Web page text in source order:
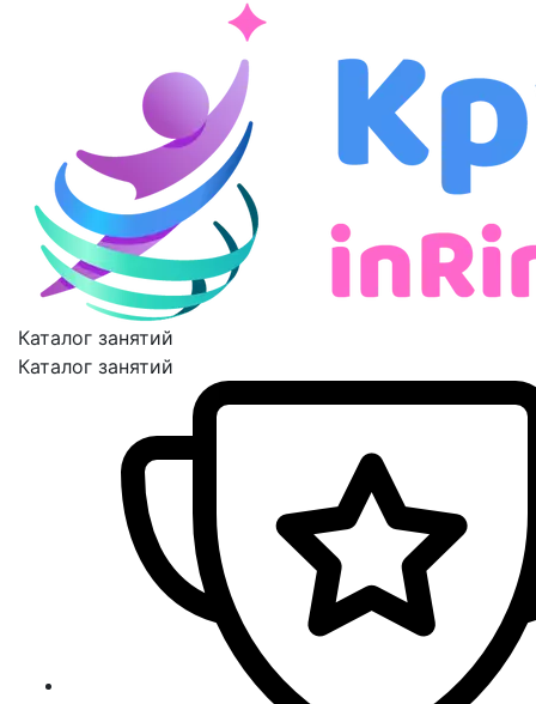
Каталог занятий
Каталог занятий